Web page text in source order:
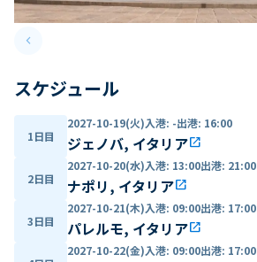
keyboard_arrow_leftPrevious slide
スケジュール
1日目
2027-10-19(火)入港: -出港: 16:00
ジェノバ, イタリアopen_in_new
2日目
2027-10-20(水)入港: 13:00出港: 21:00
ナポリ, イタリアopen_in_new
3日目
2027-10-21(木)入港: 09:00出港: 17:00
パレルモ, イタリアopen_in_new
2027-10-22(金)入港: 09:00出港: 17:00